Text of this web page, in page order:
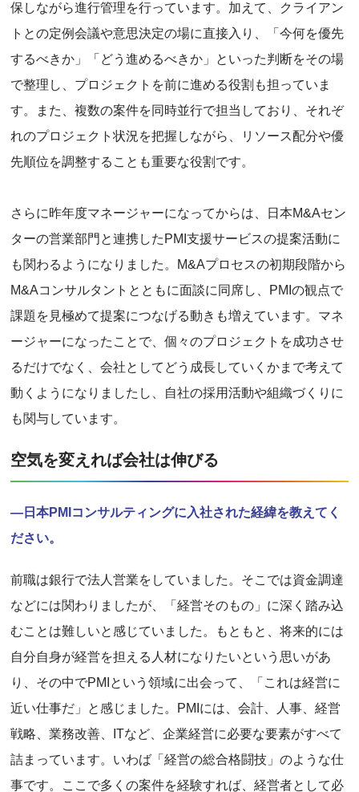
保しながら進行管理を行っています。加えて、クライアン
トとの定例会議や意思決定の場に直接入り、「今何を優先
するべきか」「どう進めるべきか」といった判断をその場
で整理し、プロジェクトを前に進める役割も担っていま
す。また、複数の案件を同時並行で担当しており、それぞ
れのプロジェクト状況を把握しながら、リソース配分や優
先順位を調整することも重要な役割です。
さらに昨年度マネージャーになってからは、日本M&Aセン
ターの営業部門と連携したPMI支援サービスの提案活動に
も関わるようになりました。M&Aプロセスの初期段階から
M&Aコンサルタントとともに面談に同席し、PMIの観点で
課題を見極めて提案につなげる動きも増えています。マネ
ージャーになったことで、個々のプロジェクトを成功させ
るだけでなく、会社としてどう成長していくかまで考えて
動くようになりましたし、自社の採用活動や組織づくりに
も関与しています。
空気を変えれば会社は伸びる
―日本PMIコンサルティングに入社された経緯を教えてく
ださい。
前職は銀行で法人営業をしていました。そこでは資金調達
などには関わりましたが、「経営そのもの」に深く踏み込
むことは難しいと感じていました。もともと、将来的には
自分自身が経営を担える人材になりたいという思いがあ
り、その中でPMIという領域に出会って、「これは経営に
近い仕事だ」と感じました。PMIには、会計、人事、経営
戦略、業務改善、ITなど、企業経営に必要な要素がすべて
詰まっています。いわば「経営の総合格闘技」のような仕
事です。ここで多くの案件を経験すれば、経営者として必